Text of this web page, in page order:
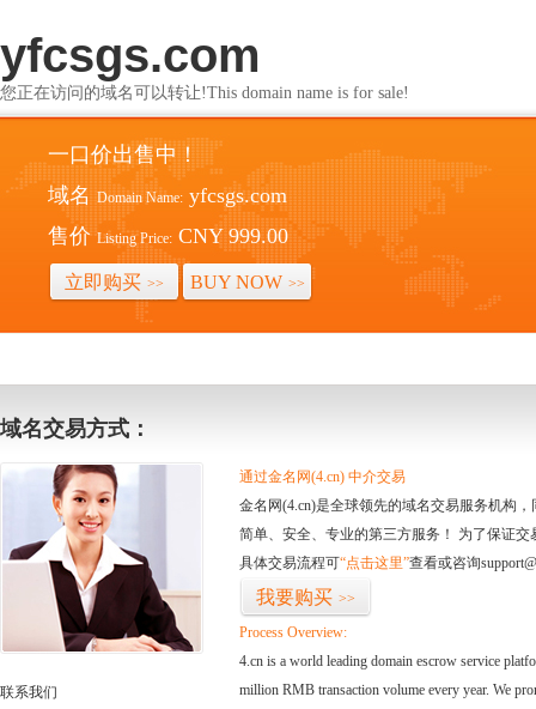
yfcsgs.com
您正在访问的域名可以转让!This domain name is for sale!
一口价出售中！
域名 Domain Name: yfcsgs.com
售价 Listing Price: CNY 999.00
立即购买 >> BUY NOW >>
域名交易方式：
联系我们
通过金名网(4.cn) 中介交易
金名网(4.cn)是全球领先的域名交易服务机构
简单、安全、专业的第三方服务！ 为了保证
具体交易流程可“点击这里”查看或咨询
我要购买 >>
Process Overview:
4.cn is a world leading domain escrow service
million RMB transaction volume every year. We